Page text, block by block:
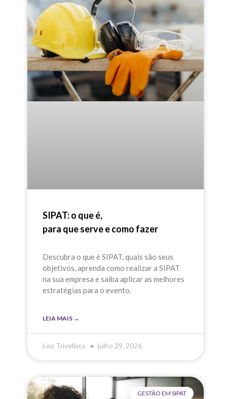
SIPAT: o que é,
para que serve e como fazer
Descubra o que é SIPAT, quais são seus
objetivos, aprenda como realizar a SIPAT
na sua empresa e saiba aplicar as melhores
estratégias para o evento.
LEIA MAIS →
Leo Trivellato julho 29, 2026
GESTÃO EM SIPAT